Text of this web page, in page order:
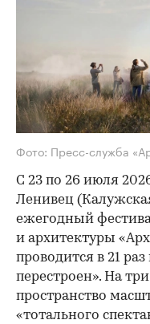
Фото: Пресс-служба
С 23 по 26 июля
Ленивец
ежегодный
и архитектуры
проводится в 21
перестроен». На
пространство
«тотального